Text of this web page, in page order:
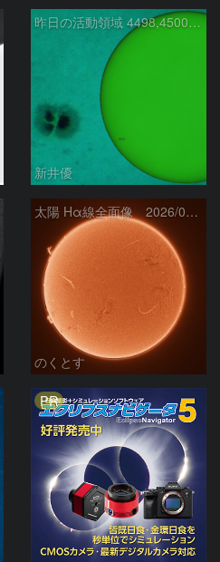
昨日の活動領域 4498,4500：2026/08/05
新井優
太陽 Hα線全面像 2026/08/06
のくとす
PR